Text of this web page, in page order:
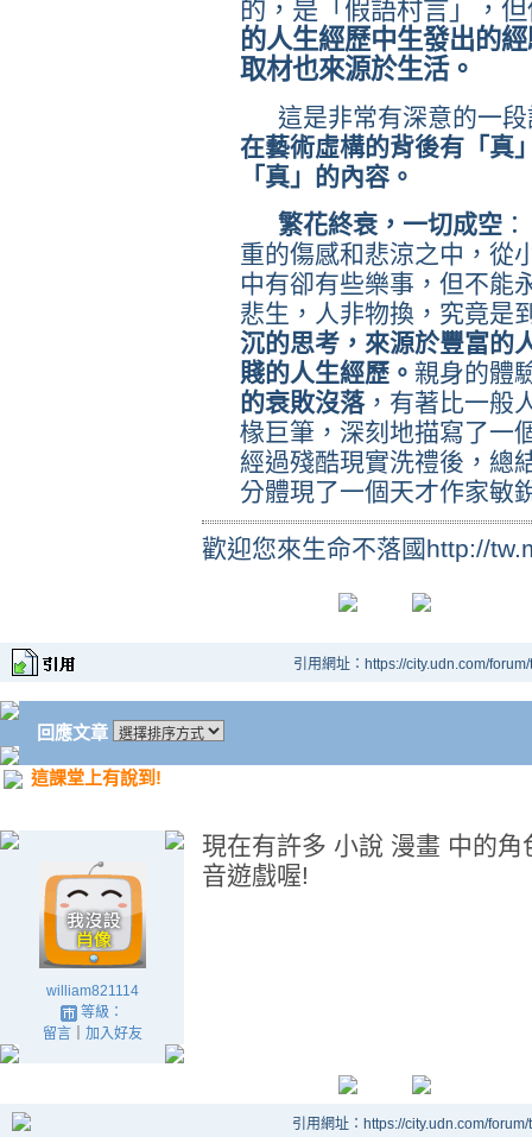
的，是「假語村言」，
的人生經歷中生發出的
取材也來源於生活。
這是非常有深意的一
在藝術虛構的背後有「真
「真」的內容。
繁花終衰，一切成空
重的傷感和悲涼之中，從
中有卻有些樂事，但不能
悲生，人非物換，究竟是
沉的思考，來源於豐富的
賤的人生經歷。 親身的體
的衰敗沒落，有著比一般
椽巨筆，深刻地描寫了一
經過殘酷現實洗禮後，總
分體現了一個天才作家敏
歡迎您來生命不落國http://
引用網址：https://city.udn.com/
回應文章
這課堂上有說到!
william821114
等級：
留言｜ 加入好友
現在有許多 小說 漫畫 中的
音遊戲喔!
引用網址：https://city.udn.com/